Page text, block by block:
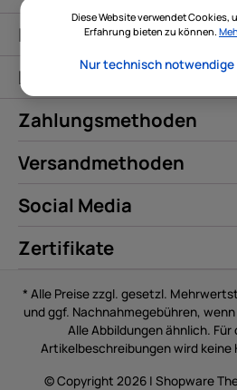
Informationen
Kontakt
Zahlungsmethoden
Versandmethoden
Social Media
Zertifikate
* Alle Preise zzgl. gesetzl.
und ggf. Nachnahmegebühren,
Alle Abbildungen ähnlich.
Artikelbeschreibungen wird keine
© Copyright 2026 | Shopware
Diese Website verwendet Cookies,
Erfahrung bieten zu können.
Nur technisch notwendige